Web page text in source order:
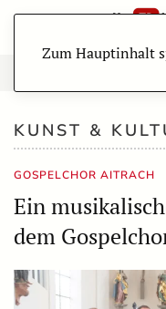
Zum Hauptinhalt
KUNST &
GOSPELCHOR AITRACH
Ein
dem